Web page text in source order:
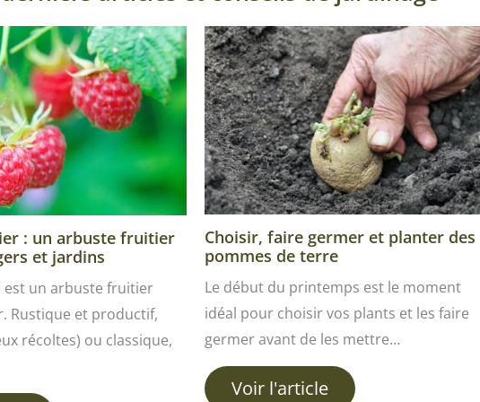
: un arbuste fruitier
et jardins
est un arbuste fruitier
Rustique et productif,
récoltes) ou classique,
Choisir, faire germer et planter des
pommes de terre
Le début du printemps est le moment
idéal pour choisir vos plants et les faire
germer avant de les mettre…
Voir l'article